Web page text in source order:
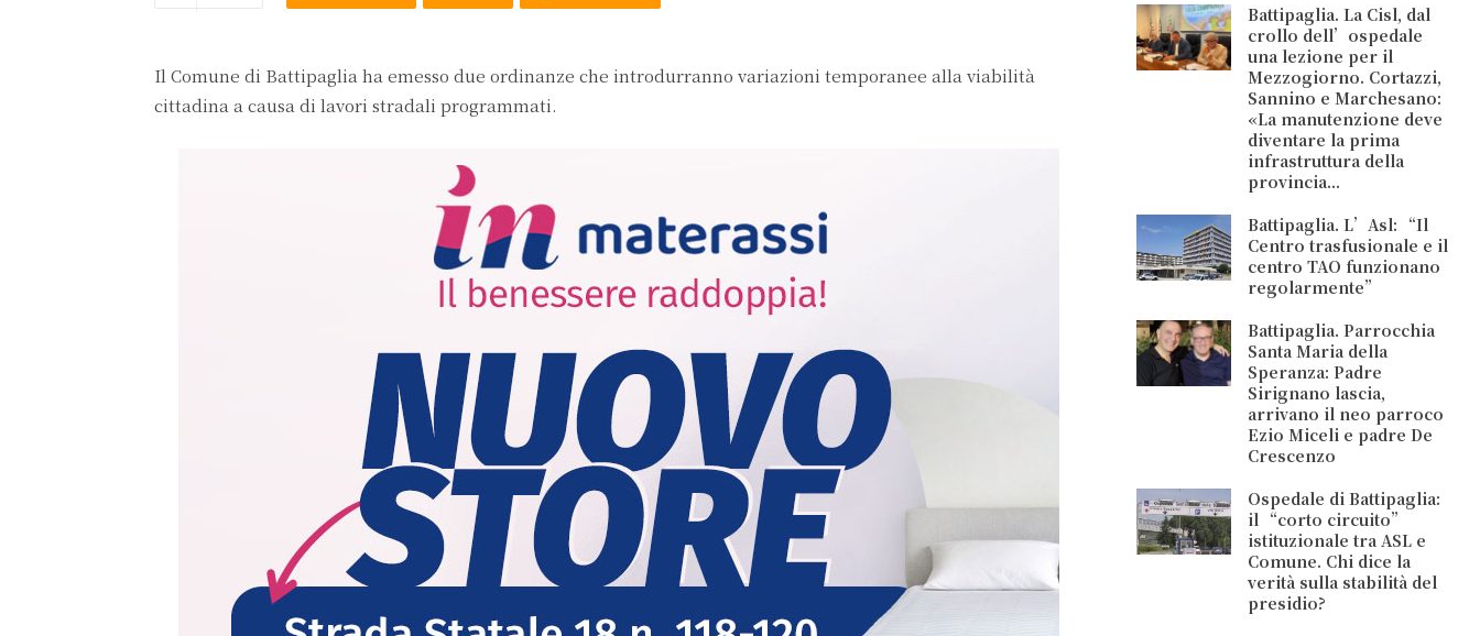
Il Comune di Battipaglia ha emesso due ordinanze che introdurranno variazioni temporanee alla viabilità
cittadina a causa di lavori stradali programmati.
Battipaglia. La Cisl, dal
crollo dell’ospedale
una lezione per il
Mezzogiorno. Cortazzi,
Sannino e Marchesano:
«La manutenzione deve
diventare la prima
infrastruttura della
provincia...
Battipaglia. L’Asl: “Il
Centro trasfusionale e il
centro TAO funzionano
regolarmente”
Battipaglia. Parrocchia
Santa Maria della
Speranza: Padre
Sirignano lascia,
arrivano il neo parroco
Ezio Miceli e padre De
Crescenzo
Ospedale di Battipaglia:
il “corto circuito”
istituzionale tra ASL e
Comune. Chi dice la
verità sulla stabilità del
presidio?